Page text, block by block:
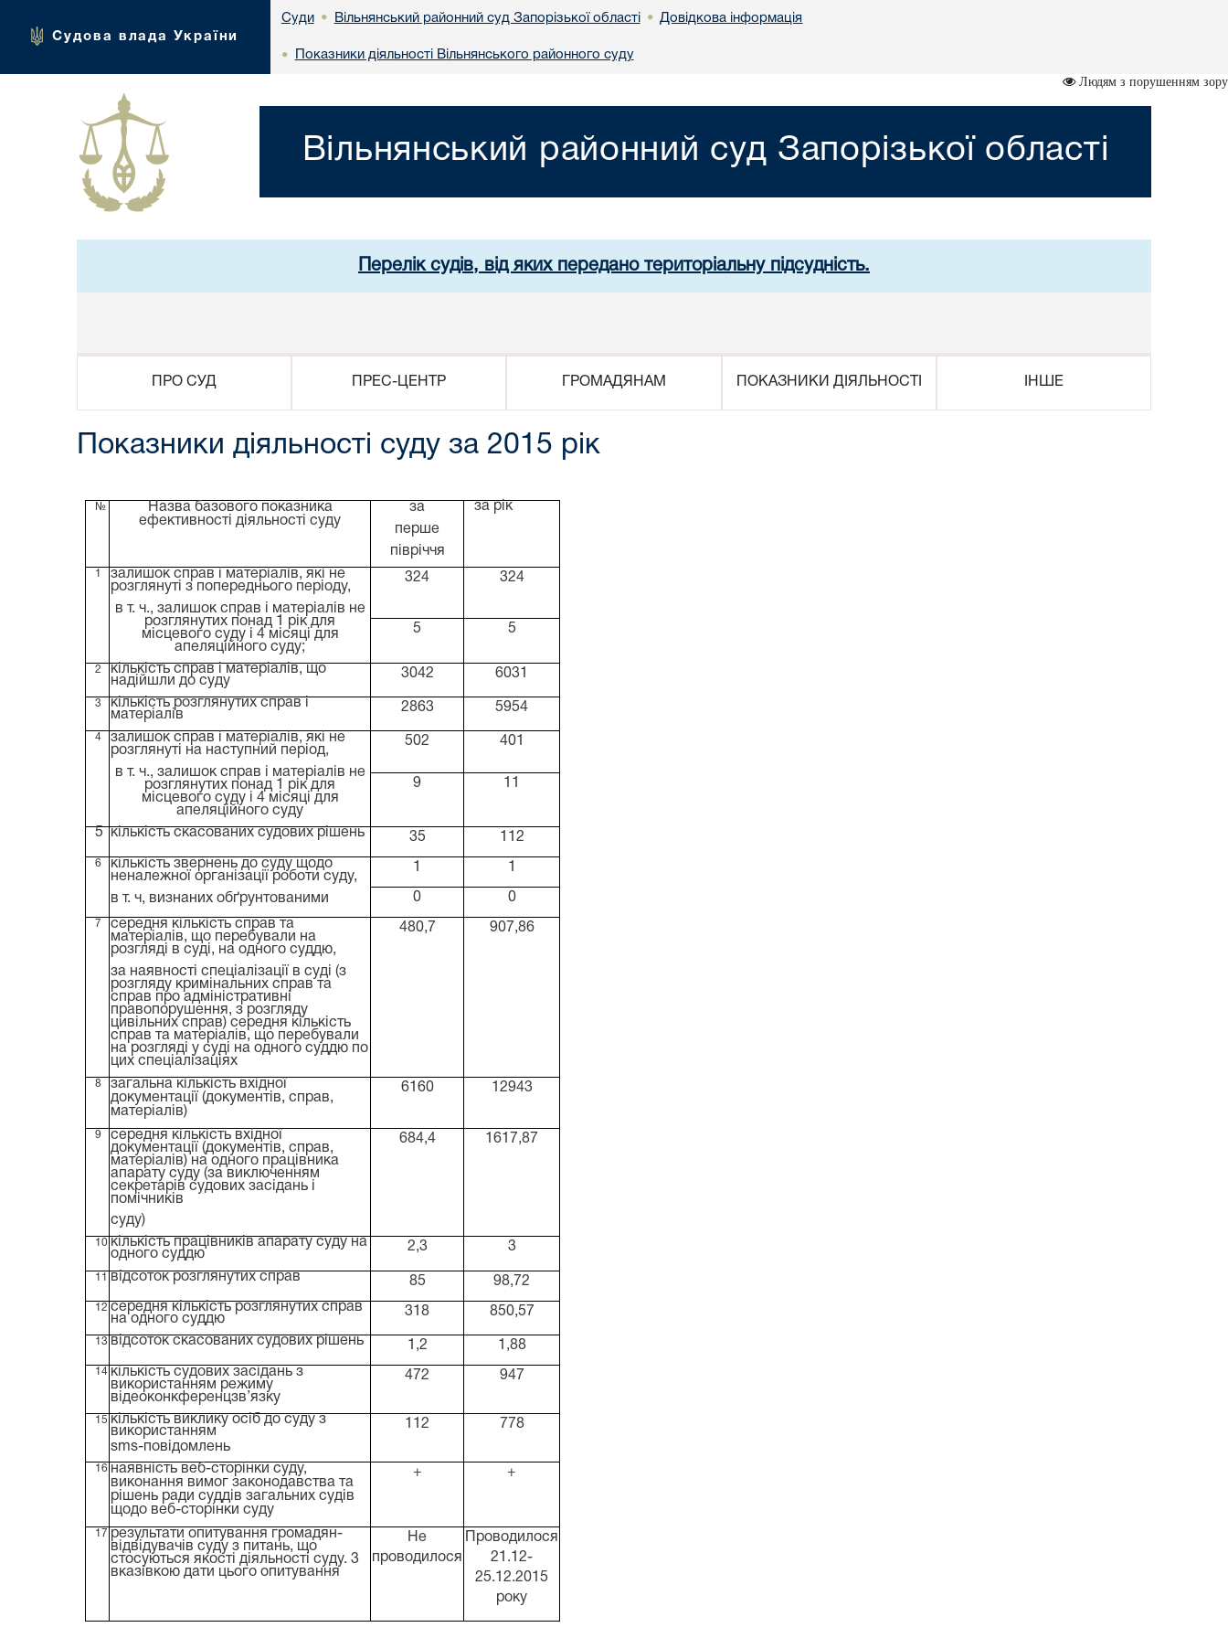
Судова влада України
Суди • Вільнянський районний суд Запорізької області • Довідкова інформація
• Показники діяльності Вільнянського районного суду
Людям з порушенням зору
Вільнянський районний суд Запорізької області
Перелік судів, від яких передано територіальну підсудність.
ПРО СУД ПРЕС-ЦЕНТР ГРОМАДЯНАМ ПОКАЗНИКИ ДІЯЛЬНОСТІ ІНШЕ
Показники діяльності суду за 2015 рік
№
Назва базового показника
ефективності діяльності суду
за
перше
півріччя
за рік
1
залишок справ і матеріалів, які не
розглянуті з попереднього періоду,
в т. ч., залишок справ і матеріалів не
розглянутих понад 1 рік для
місцевого суду і 4 місяці для
апеляційного суду;
324 324
5 5
2
кількість справ і матеріалів, що
надійшли до суду
3042 6031
3
кількість розглянутих справ і
матеріалів
2863 5954
4
залишок справ і матеріалів, які не
розглянуті на наступний період,
в т. ч., залишок справ і матеріалів не
розглянутих понад 1 рік для
місцевого суду і 4 місяці для
апеляційного суду
502 401
9 11
5 кількість скасованих судових рішень 35 112
6
кількість звернень до суду щодо
неналежної організації роботи суду,
в т. ч, визнаних обґрунтованими
1 1
0 0
7
середня кількість справ та
матеріалів, що перебували на
розгляді в суді, на одного суддю,
за наявності спеціалізації в суді (з
розгляду кримінальних справ та
справ про адміністративні
правопорушення, з розгляду
цивільних справ) середня кількість
справ та матеріалів, що перебували
на розгляді у суді на одного суддю по
цих спеціалізаціях
480,7 907,86
8
загальна кількість вхідної
документації (документів, справ,
матеріалів)
6160 12943
9
середня кількість вхідної
документації (документів, справ,
матеріалів) на одного працівника
апарату суду (за виключенням
секретарів судових засідань і
помічників
суду)
684,4 1617,87
10 кількість працівників апарату суду на
одного суддю
2,3 3
11 відсоток розглянутих справ 85 98,72
12 середня кількість розглянутих справ
на одного суддю
318 850,57
13 відсоток скасованих судових рішень 1,2 1,88
14 кількість судових засідань з
використанням режиму
відеоконкференцзв’язку
472 947
15 кількість виклику осіб до суду з
використанням
sms-повідомлень
112 778
16 наявність веб-сторінки суду,
виконання вимог законодавства та
рішень ради суддів загальних судів
щодо веб-сторінки суду
+ +
17 результати опитування громадян-
відвідувачів суду з питань, що
стосуються якості діяльності суду. 3
вказівкою дати цього опитування
Не
проводилося
Проводилося
21.12-
25.12.2015
року